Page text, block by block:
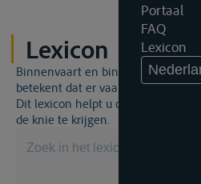
Portaal
FAQ
Lexicon
Lexicon
Binnenvaart en binnenvaartrecht
betekent dat er vaak een
Dit lexicon helpt u om een aantal
de knie te krijgen.